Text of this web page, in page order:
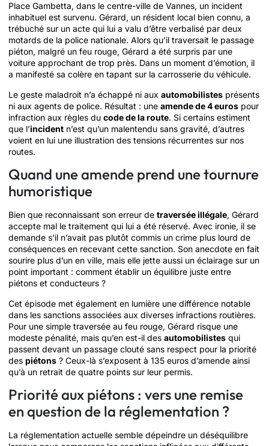
Place Gambetta, dans le centre-ville de Vannes, un incident
inhabituel est survenu. Gérard, un résident local bien connu, a
trébuché sur un acte qui lui a valu d’être verbalisé par deux
motards de la police nationale. Alors qu’il traversait le passage
piéton, malgré un feu rouge, Gérard a été surpris par une
voiture approchant de trop près. Dans un moment d’émotion, il
a manifesté sa colère en tapant sur la carrosserie du véhicule.
Le geste maladroit n’a échappé ni aux automobilistes présents
ni aux agents de police. Résultat : une amende de 4 euros pour
infraction aux règles du code de la route. Si certains estiment
que l’incident n’est qu’un malentendu sans gravité, d’autres
voient en lui une illustration des tensions récurrentes sur nos
routes.
Quand une amende prend une tournure
humoristique
Bien que reconnaissant son erreur de traversée illégale, Gérard
accepte mal le traitement qui lui a été réservé. Avec ironie, il se
demande s’il n’avait pas plutôt commis un crime plus lourd de
conséquences en recevant cette sanction. Son anecdote en fait
sourire plus d’un en ville, mais elle jette aussi un éclairage sur un
point important : comment établir un équilibre juste entre
piétons et conducteurs ?
Cet épisode met également en lumière une différence notable
dans les sanctions associées aux diverses infractions routières.
Pour une simple traversée au feu rouge, Gérard risque une
modeste pénalité, mais qu’en est-il des automobilistes qui
passent devant un passage clouté sans respect pour la priorité
des piétons ? Ceux-là s’exposent à 135 euros d’amende ainsi
qu’à un retrait de quatre points sur leur permis.
Priorité aux piétons : vers une remise
en question de la réglementation ?
La réglementation actuelle semble dépeindre un déséquilibre